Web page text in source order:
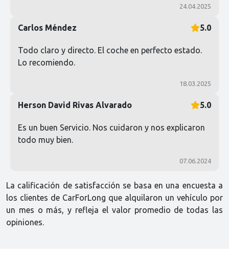
24.04.2025
Carlos Méndez 5.0
Todo claro y directo. El coche en perfecto estado.
Lo recomiendo.
18.03.2025
Herson David Rivas Alvarado 5.0
Es un buen Servicio. Nos cuidaron y nos explicaron
todo muy bien.
07.06.2024
La calificación de satisfacción se basa en una encuesta a
los clientes de CarForLong que alquilaron un vehículo por
un mes o más, y refleja el valor promedio de todas las
opiniones.